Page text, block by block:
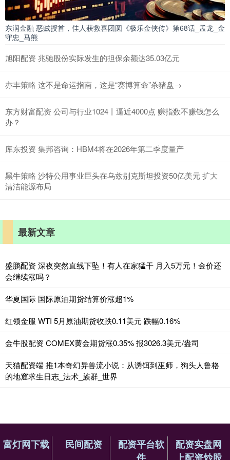
东润金融 恶贼授首，佳人获救喜团圆《极乐金侠传》第68话_孟龙_金
守忠_马熊
旭阳配资 兆驰股份实际发生的担保余额达35.03亿元
亦丰策略 这不是命运指南，这是“赛博算命”杀猪盘→
东方财富配资 公司与行业1024丨逼近4000点 赚指数不赚钱怎么
办？
库东投资 集邦咨询：HBM4将在2026年第二季度量产
黑牛策略 沙特公用事业巨头在乌兹别克斯坦投资50亿美元 扩大
清洁能源布局
最新文章
盛鹏配资 深夜突然直线下坠！有人在家猛干 月入5万元！金价还
会继续涨吗？
华夏国际 国际原油期货结算价涨超1%
红领金服 WTI 5月原油期货收跌0.11美元 跌幅0.16%
金牛股配资 COMEX黄金期货涨0.35% 报3026.3美元/盎司
天猫配资端 推1本奇幻异兽流小说：从诱饵到巫师，狗头人鲁格
的地窟求生日志_法术_族群_世界
富灯网下载 民间配资
配资平台软
配资实盘网